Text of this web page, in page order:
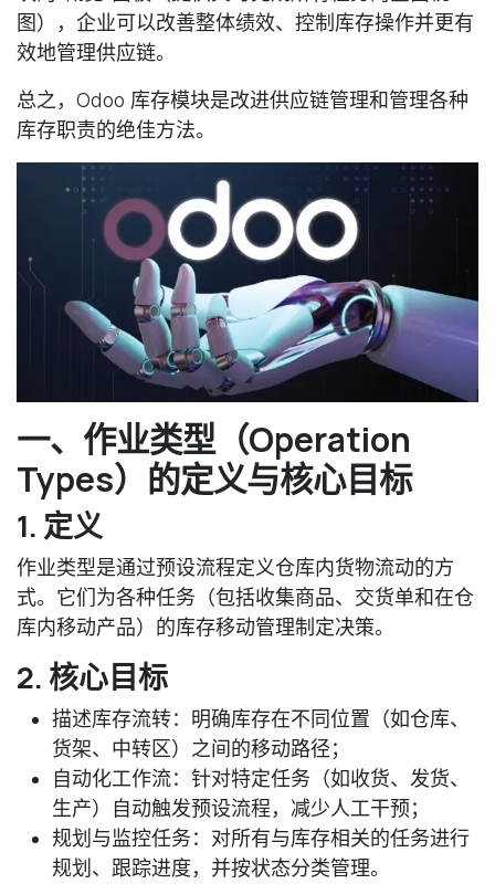
图），企业可以改善整体绩效、控制库存操作并更有
效地管理供应链。
总之，Odoo 库存模块是改进供应链管理和管理各种
库存职责的绝佳方法。
一、作业类型（Operation
Types）的定义与核心目标
1. 定义
作业类型是通过预设流程定义仓库内货物流动的方
式。它们为各种任务（包括收集商品、交货单和在仓
库内移动产品）的库存移动管理制定决策。
2. 核心目标
描述库存流转：明确库存在不同位置（如仓库、
货架、中转区）之间的移动路径；
自动化工作流：针对特定任务（如收货、发货、
生产）自动触发预设流程，减少人工干预；
规划与监控任务：对所有与库存相关的任务进行
规划、跟踪进度，并按状态分类管理。